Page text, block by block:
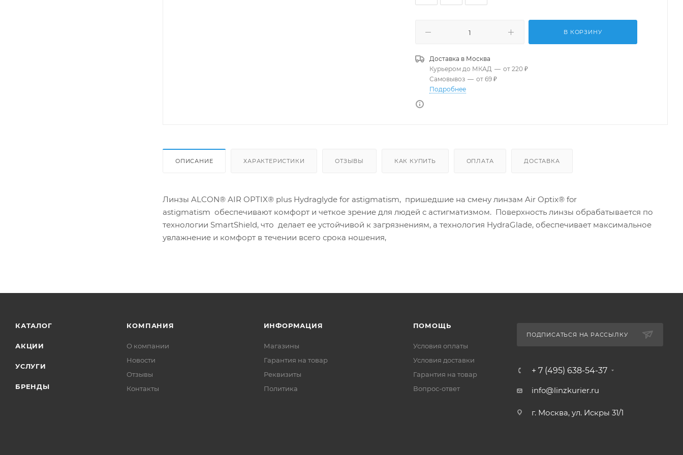
В КОРЗИНУ
Доставка в Москва
Курьером до МКАД — от 220 ₽
Самовывоз — от 69 ₽
Подробнее
ОПИСАНИЕ ХАРАКТЕРИСТИКИ ОТЗЫВЫ КАК КУПИТЬ ОПЛАТА ДОСТАВКА
Линзы ALCON® AIR OPTIX® plus Hydraglyde for astigmatism, пришедшие на смену линзам Air Optix® for
astigmatism обеспечивают комфорт и четкое зрение для людей с астигматизмом. Поверхность линзы обрабатывается по
технологии SmartShield, что делает ее устойчивой к загрязнениям, а технология HydraGlade, обеспечивает максимальное
увлажнение и комфорт в течении всего срока ношения,
КАТАЛОГ
АКЦИИ
УСЛУГИ
БРЕНДЫ
КОМПАНИЯ
О компании
Новости
Отзывы
Контакты
ИНФОРМАЦИЯ
Магазины
Гарантия на товар
Реквизиты
Политика
ПОМОЩЬ
Условия оплаты
Условия доставки
Гарантия на товар
Вопрос-ответ
ПОДПИСАТЬСЯ НА РАССЫЛКУ
+ 7 (495) 638-54-37
info@linzkurier.ru
г. Москва, ул. Искры 31/1